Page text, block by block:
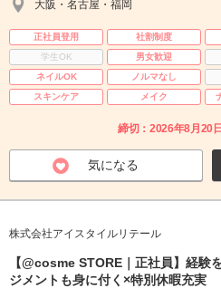
大阪・名古屋・福岡
正社員登用 社割制度
学生OK
男女歓迎
ネイルOK
ノルマなし
スキンケア
メイク
締切：2026年8月20
気になる
株式会社アイスタイルリテール
【@cosme STORE｜正社員】経験
ジメントも身に付く×特別休暇充実